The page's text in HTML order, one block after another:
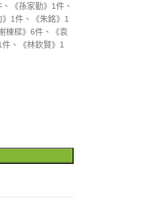
《孫家勤》1件、
1件、《朱銘》1
棟樑》6件、《袁
、《林欽賢》1